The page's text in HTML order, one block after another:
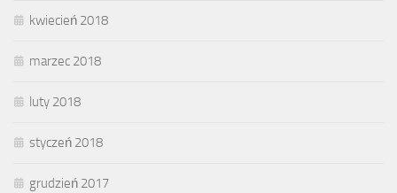
kwiecień 2018
marzec 2018
luty 2018
styczeń 2018
grudzień 2017